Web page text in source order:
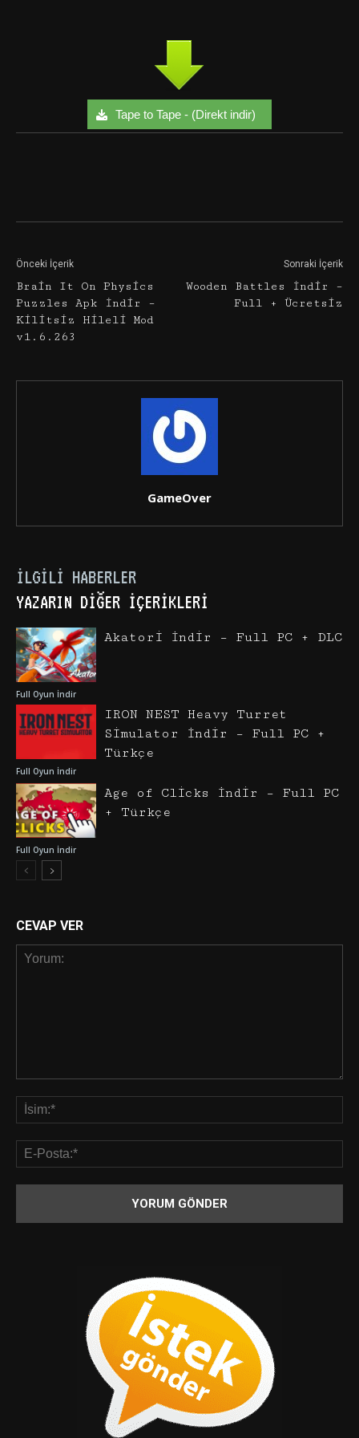
Tape to Tape - (Direkt indir)
Önceki İçerik
Brain It On Physics
Puzzles Apk İndir –
Kilitsiz Hileli Mod
v1.6.263
Sonraki İçerik
Wooden Battles İndir –
Full + Ücretsiz
GameOver
İLGILI HABERLER
YAZARIN DIĞER İÇERIKLERI
Full Oyun İndir
Akatori İndir – Full PC + DLC
Full Oyun İndir
IRON NEST Heavy Turret
Simulator İndir – Full PC +
Türkçe
Full Oyun İndir
Age of Clicks İndir – Full PC
+ Türkçe
CEVAP VER